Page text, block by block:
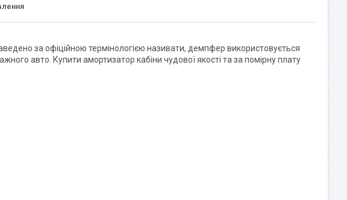
за офіційною термінологією називати, демпфер використовується
авто. Купити амортизатор кабіни чудової якості та за помірну плату